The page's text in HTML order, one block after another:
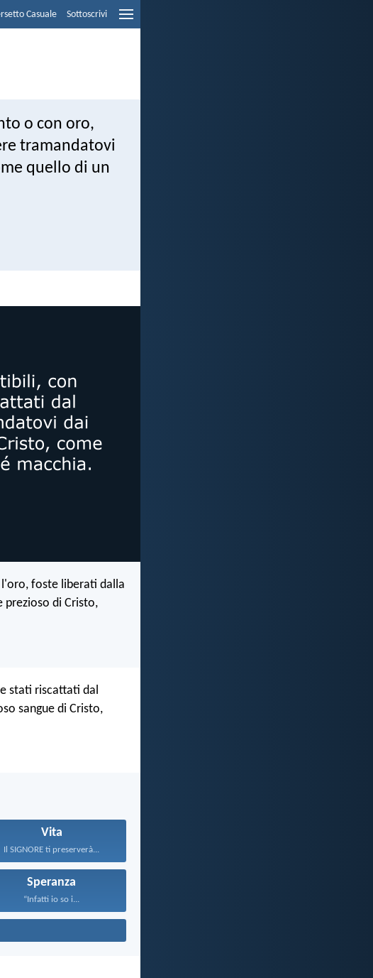
Casuale Sottoscrivi
o con oro,
tramandatovi
quello di un
foste liberati dalla
prezioso di Cristo,
stati riscattati dal
sangue di Cristo,
Vita
Il SIGNORE ti preserverà...
Speranza
“Infatti io so i...